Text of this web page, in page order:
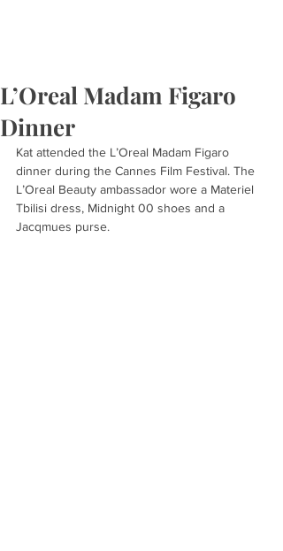
L’Oreal Madam Figaro
Dinner
Kat attended the L’Oreal Madam Figaro
dinner during the Cannes Film Festival. The
L’Oreal Beauty ambassador wore a Materiel
Tbilisi dress, Midnight 00 shoes and a
Jacqmues purse.